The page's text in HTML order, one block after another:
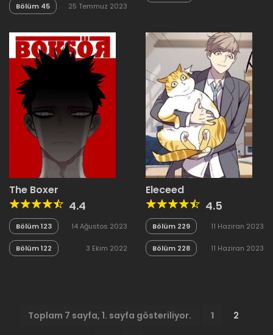
Bölüm 45 25 Temmuz 2023
The Boxer
4.4
Bölüm 123 14 Ağustos 2023
Bölüm 122 3 Ekim 2022
Eleceed
4.5
Bölüm 229 11 Haziran 2023
Bölüm 228 11 Haziran 2023
Toplam 7 sayfa, 1. sayfa gösteriliyor. 1
2